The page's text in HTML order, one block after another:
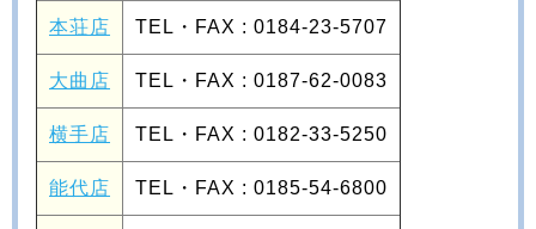
本荘店 TEL・FAX : 0184-23-5707
大曲店 TEL・FAX : 0187-62-0083
横手店 TEL・FAX : 0182-33-5250
能代店 TEL・FAX : 0185-54-6800